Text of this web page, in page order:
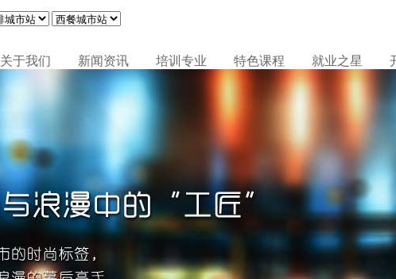
关于我们 新闻资讯 培训专业 特色课程 就业之星